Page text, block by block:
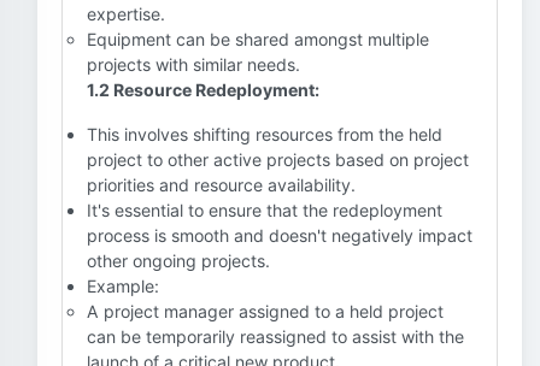
expertise.
Equipment can be shared amongst multiple
projects with similar needs.
1.2 Resource Redeployment:
This involves shifting resources from the held
project to other active projects based on project
priorities and resource availability.
It's essential to ensure that the redeployment
process is smooth and doesn't negatively impact
other ongoing projects.
Example:
A project manager assigned to a held project
can be temporarily reassigned to assist with the
launch of a critical new product.